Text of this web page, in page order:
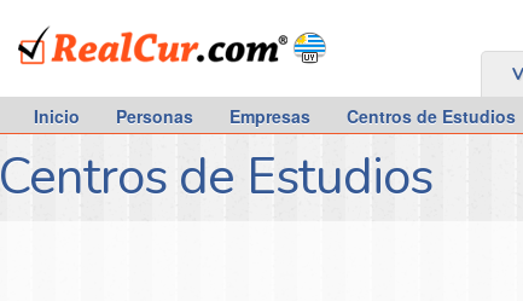
RealCur.com
Inicio Personas Empresas Centros de Estudios
Centros de Estudios